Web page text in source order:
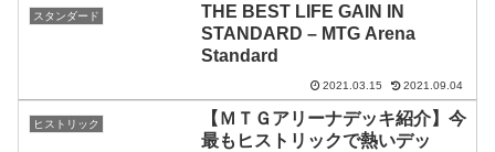
スタンダード
THE BEST LIFE GAIN IN
STANDARD – MTG Arena
Standard
2021.03.15 2021.09.04
ヒストリック
【ＭＴＧアリーナデッキ紹介】今
最もヒストリックで熱いデッ